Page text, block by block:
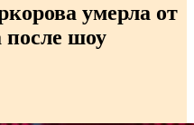
умерла от
после шоу